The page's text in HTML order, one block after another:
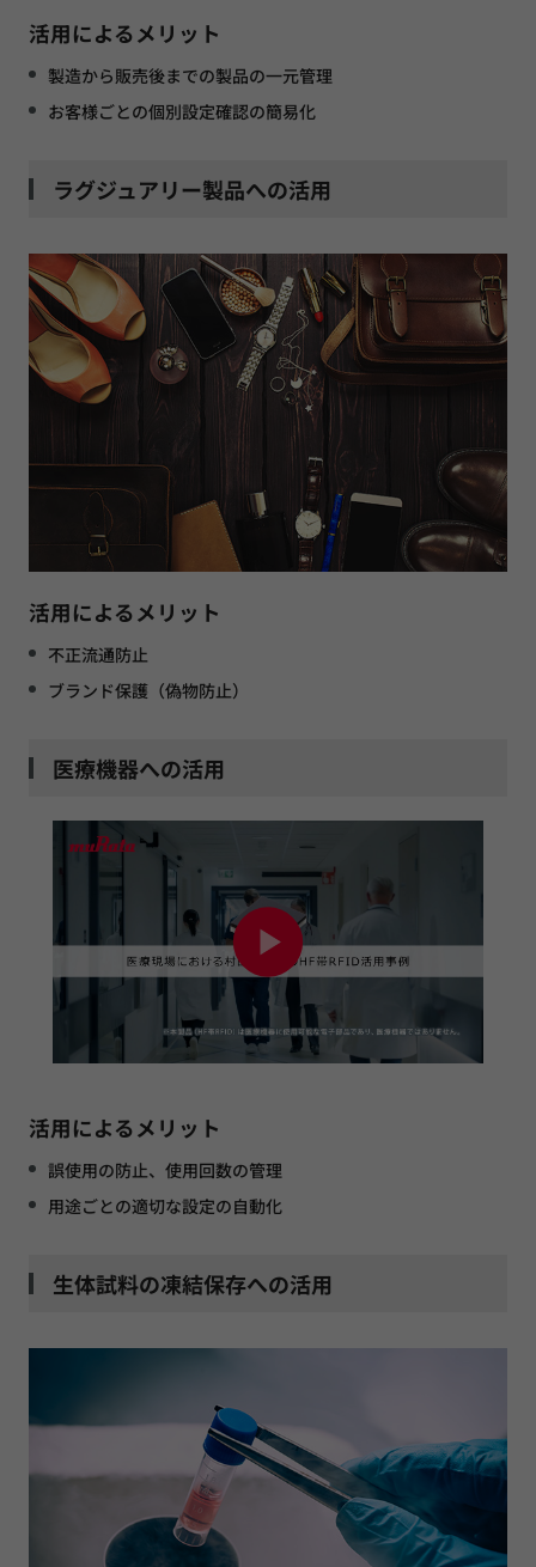
活用によるメリット
製造から販売後までの製品の一元管理
お客様ごとの個別設定確認の簡易化
ラグジュアリー製品への活用
活用によるメリット
不正流通防止
ブランド保護（偽物防止）
医療機器への活用
活用によるメリット
誤使用の防止、使用回数の管理
用途ごとの適切な設定の自動化
生体試料の凍結保存への活用